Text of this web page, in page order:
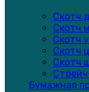
Скотч
Скотч
Скотч
Скотч
Скотч
Бумажная